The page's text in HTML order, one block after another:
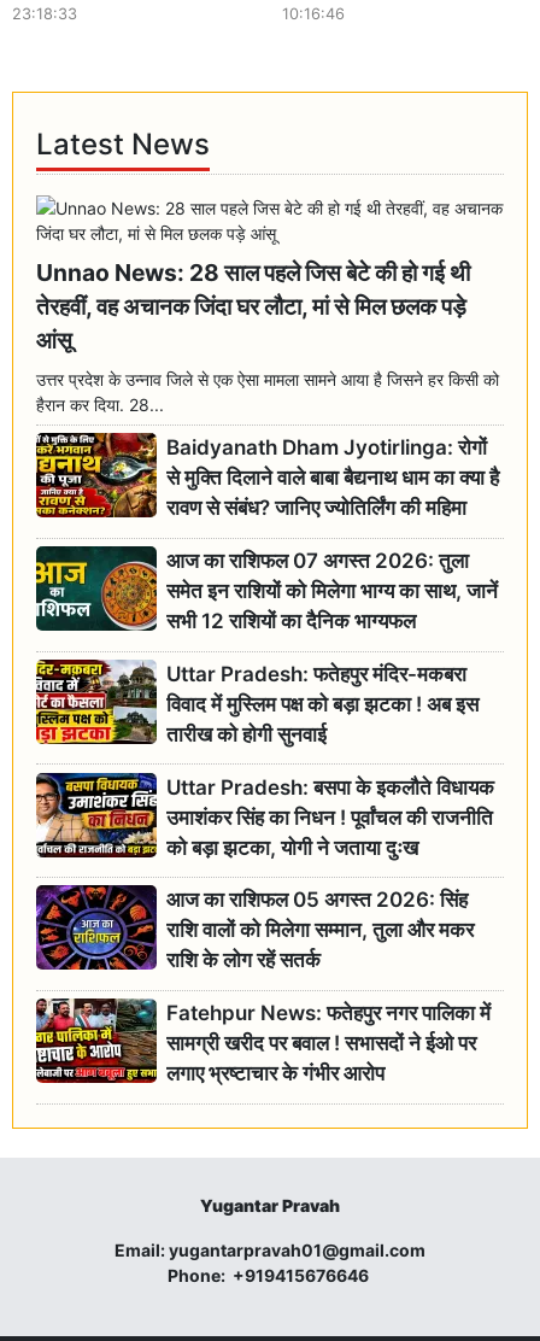
23:18:33
10:16:46
Latest News
Unnao News: 28 साल पहले जिस बेटे की हो गई थी
तेरहवीं, वह अचानक जिंदा घर लौटा, मां से मिल छलक पड़े
आंसू
उत्तर प्रदेश के उन्नाव जिले से एक ऐसा मामला सामने आया है जिसने हर किसी को
हैरान कर दिया. 28...
Baidyanath Dham Jyotirlinga: रोगों
से मुक्ति दिलाने वाले बाबा बैद्यनाथ धाम का क्या है
रावण से संबंध? जानिए ज्योतिर्लिंग की महिमा
आज का राशिफल 07 अगस्त 2026: तुला
समेत इन राशियों को मिलेगा भाग्य का साथ, जानें
सभी 12 राशियों का दैनिक भाग्यफल
Uttar Pradesh: फतेहपुर मंदिर-मकबरा
विवाद में मुस्लिम पक्ष को बड़ा झटका ! अब इस
तारीख को होगी सुनवाई
Uttar Pradesh: बसपा के इकलौते विधायक
उमाशंकर सिंह का निधन ! पूर्वांचल की राजनीति
को बड़ा झटका, योगी ने जताया दुःख
आज का राशिफल 05 अगस्त 2026: सिंह
राशि वालों को मिलेगा सम्मान, तुला और मकर
राशि के लोग रहें सतर्क
Fatehpur News: फतेहपुर नगर पालिका में
सामग्री खरीद पर बवाल ! सभासदों ने ईओ पर
लगाए भ्रष्टाचार के गंभीर आरोप
Yugantar Pravah
Email:yugantarpravah01@gmail.com
Phone: +919415676646